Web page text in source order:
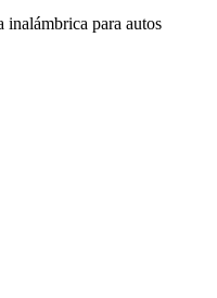
inalámbrica para autos